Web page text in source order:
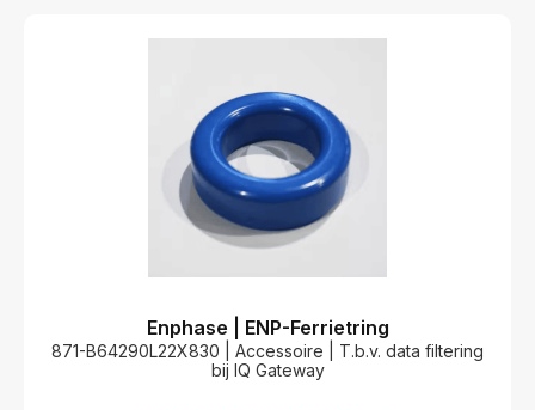
Enphase | ENP-Ferrietring
871-B64290L22X830 | Accessoire | T.b.v. data filtering
bij IQ Gateway